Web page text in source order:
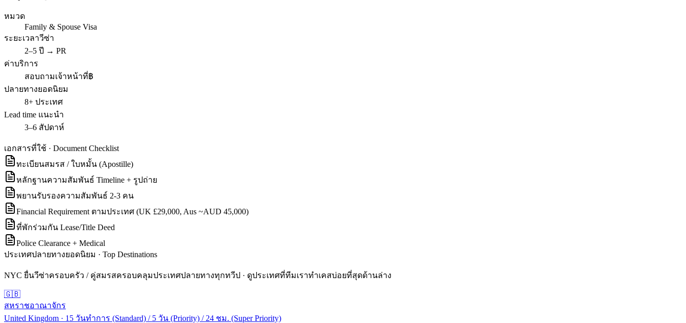
หมวด
Family & Spouse Visa
ระยะเวลาวีซ่า
2–5 ปี → PR
ค่าบริการ
สอบถามเจ้าหน้าที่฿
ปลายทางยอดนิยม
8+ ประเทศ
Lead time แนะนำ
3–6 สัปดาห์
เอกสารที่ใช้ · Document Checklist
ทะเบียนสมรส / ใบหมั้น (Apostille)
หลักฐานความสัมพันธ์ Timeline + รูปถ่าย
พยานรับรองความสัมพันธ์ 2-3 คน
Financial Requirement ตามประเทศ (UK £29,000, Aus ~AUD 45,000)
ที่พักร่วมกัน Lease/Title Deed
Police Clearance + Medical
ประเทศปลายทางยอดนิยม · Top Destinations
NYC ยื่นวีซ่าครอบครัว / คู่สมรสครอบคลุมประเทศปลายทางทุกทวีป · ดูประเทศที่ทีมเราทำเคสบ่อยที่สุดด้านล่าง
🇬🇧
สหราชอาณาจักร
United Kingdom · 15 วันทำการ (Standard) / 5 วัน (Priority) / 24 ชม. (Super Priority)